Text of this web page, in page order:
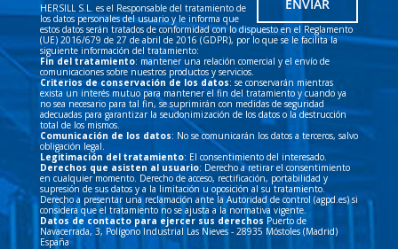
HERSILL S.L. es el Responsable del tratamiento de
los datos personales del usuario y le informa que
estos datos serán tratados de conformidad con lo dispuesto en el Reglamento
(UE) 2016/679 de 27 de abril de 2016 (GDPR), por lo que se le facilita la
siguiente información del tratamiento:
Fin del tratamiento: mantener una relación comercial y el envío de
comunicaciones sobre nuestros productos y servicios.
Criterios de conservación de los datos: se conservarán mientras
exista un interés mutuo para mantener el fin del tratamiento y cuando ya
no sea necesario para tal fin, se suprimirán con medidas de seguridad
adecuadas para garantizar la seudonimización de los datos o la destrucción
total de los mismos.
Comunicación de los datos: No se comunicarán los datos a terceros, salvo
obligación legal.
Legitimación del tratamiento: El consentimiento del interesado.
Derechos que asisten al usuario: Derecho a retirar el consentimiento
en cualquier momento. Derecho de acceso, rectificación, portabilidad y
supresión de sus datos y a la limitación u oposición al su tratamiento.
Derecho a presentar una reclamación ante la Autoridad de control (agpd.es) si
considera que el tratamiento no se ajusta a la normativa vigente.
Datos de contacto para ejercer sus derechos Puerto de
Navacerrada, 3, Polígono Industrial Las Nieves - 28935 Móstoles (Madrid)
España